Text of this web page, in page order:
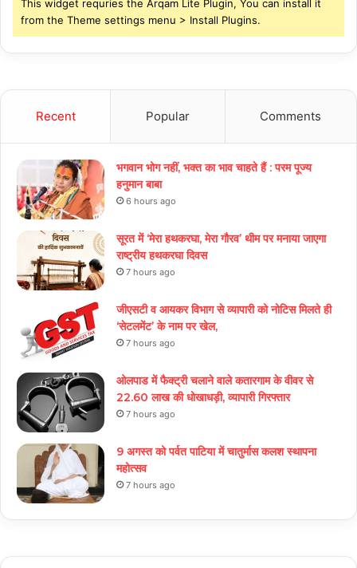
This widget requries the Arqam Lite Plugin, You can install it
from the Theme settings menu > Install Plugins.
Recent Popular Comments
भगवान भोग नहीं, भक्त का भाव चाहते हैं : परम पूज्य
हनुमान बाबा
6 hours ago
सूरत में ‘मेरा हथकरघा, मेरा गौरव’ थीम पर मनाया जाएगा
राष्ट्रीय हथकरघा दिवस
7 hours ago
जीएसटी व आयकर विभाग से व्यापारी को नोटिस मिलते ही
‘सेटलमेंट’ के नाम पर खेल,
7 hours ago
ओलपाड में फैक्ट्री चलाने वाले कतारगाम के वीवर से
22.60 लाख की धोखाधड़ी, व्यापारी गिरफ्तार
7 hours ago
9 अगस्त को पर्वत पाटिया में चातुर्मास कलश स्थापना
महोत्सव
7 hours ago